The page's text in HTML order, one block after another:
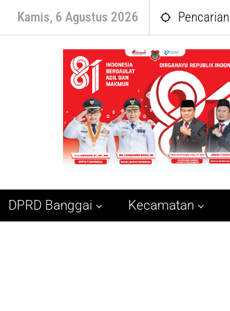
Kamis, 6 Agustus 2026 Pencarian
DPRD Banggai Kecamatan